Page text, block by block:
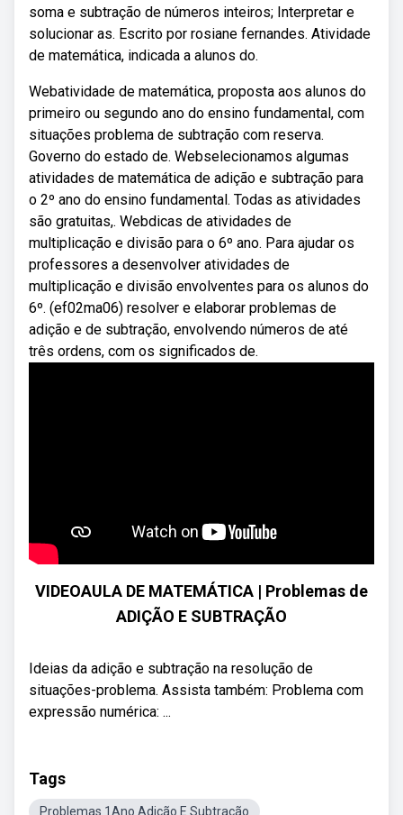
soma e subtração de números inteiros; Interpretar e
solucionar as. Escrito por rosiane fernandes. Atividade
de matemática, indicada a alunos do.
Webatividade de matemática, proposta aos alunos do
primeiro ou segundo ano do ensino fundamental, com
situações problema de subtração com reserva.
Governo do estado de. Webselecionamos algumas
atividades de matemática de adição e subtração para
o 2º ano do ensino fundamental. Todas as atividades
são gratuitas,. Webdicas de atividades de
multiplicação e divisão para o 6º ano. Para ajudar os
professores a desenvolver atividades de
multiplicação e divisão envolventes para os alunos do
6º. (ef02ma06) resolver e elaborar problemas de
adição e de subtração, envolvendo números de até
três ordens, com os significados de.
VIDEOAULA DE MATEMÁTICA | Problemas de
ADIÇÃO E SUBTRAÇÃO
Ideias da adição e subtração na resolução de
situações-problema. Assista também: Problema com
expressão numérica: ...
Tags
Problemas 1Ano Adição E Subtração